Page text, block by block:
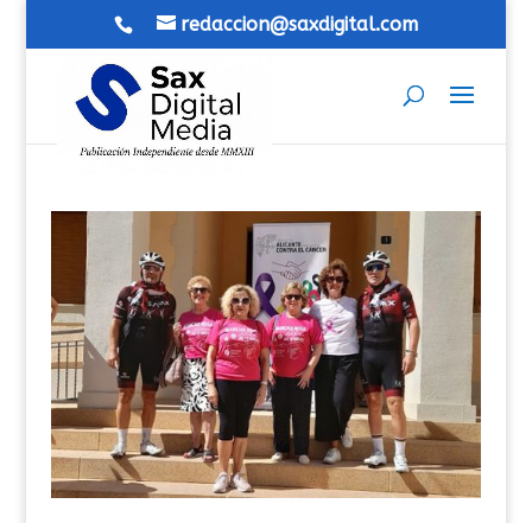
redaccion@saxdigital.com